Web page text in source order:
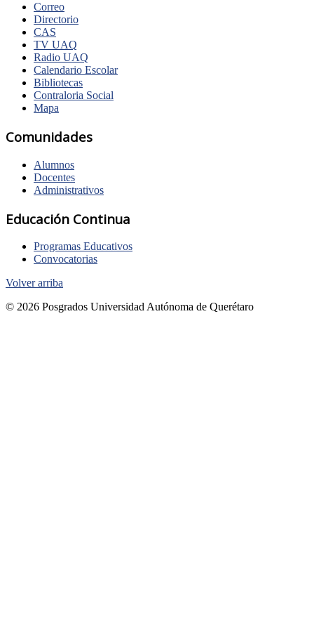
Correo
Directorio
CAS
TV UAQ
Radio UAQ
Calendario Escolar
Bibliotecas
Contraloria Social
Mapa
Comunidades
Alumnos
Docentes
Administrativos
Educación Continua
Programas Educativos
Convocatorias
Volver arriba
© 2026 Posgrados Universidad Autónoma de Querétaro